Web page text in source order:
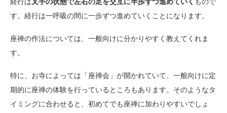
経行は 叉手の状態で左右の足を交互に半歩ずつ進めていく もので
す。経行は一呼吸の間に一歩ずつ進めていくことになります。
座禅の作法については、一般向けに分かりやすく教えてくれま
す。
特に、お寺によっては「座禅会」が開かれていて、一般向けに定
期的に座禅の体験を行っているところもあります。そのようなタ
イミングに合わせると、初めてでも座禅に加わりやすいでしょ